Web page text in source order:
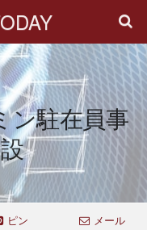
ン駐在員事
ピン メール